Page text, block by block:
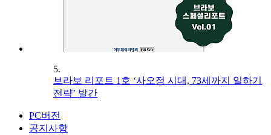
5.
브라보 리포트 1호 ‘사오정 시대, 73세까지 일하기
전략’ 발간
PC버전
공지사항